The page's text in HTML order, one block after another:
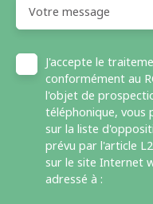
Votre message
J'accepte le
conformément au
l'objet de
téléphonique, vous
sur la liste
prévu par l'article
sur le site Internet
adressé à :